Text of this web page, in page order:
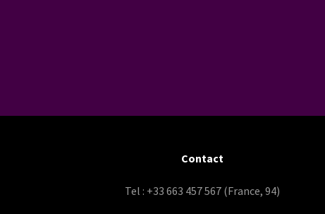
Contact
Tel : +33 663 457 567 (France, 94)